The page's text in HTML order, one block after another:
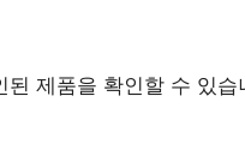
제품을 확인할 수 있습